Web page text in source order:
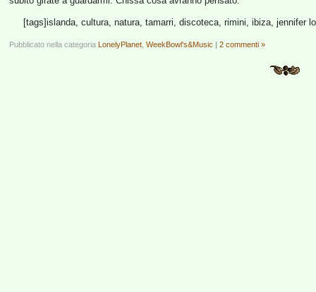
[tags]islanda, cultura, natura, tamarri, discoteca, rimini, ibiza, jennifer
Pubblicato nella categoria LonelyPlanet WeekBowl's&Music | 2 commenti »